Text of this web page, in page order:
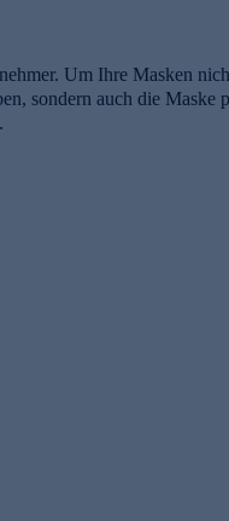
Um Ihre Masken
sondern auch die